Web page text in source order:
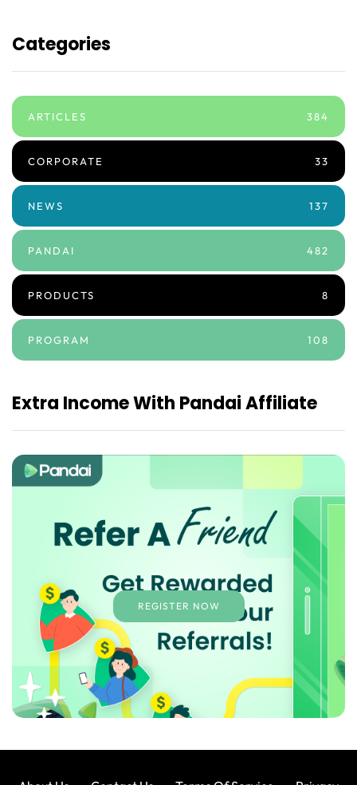
Categories
ARTICLES 384
CORPORATE 33
NEWS 137
PANDAI 482
PRODUCTS 8
PROGRAM 108
Extra Income With Pandai Affiliate
REGISTER NOW